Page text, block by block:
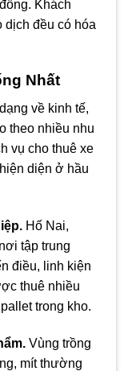
Khách
dịch đều có hóa
Nhất
về kinh tế,
theo nhiều nhu
vụ cho thuê xe
diện ở hầu
Hố Nai,
tập trung
điều, linh kiện
thuê nhiều
trong kho.
Vùng trồng
mít thường